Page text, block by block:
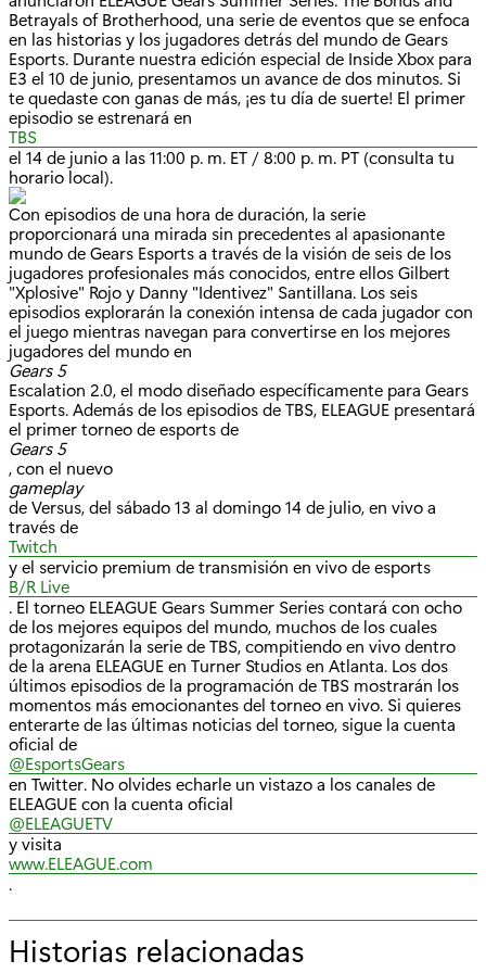
Betrayals of Brotherhood, una serie de eventos que se enfoca
en las historias y los jugadores detrás del mundo de Gears
Esports. Durante nuestra edición especial de Inside Xbox para
E3 el 10 de junio, presentamos un avance de dos minutos. Si
te quedaste con ganas de más, ¡es tu día de suerte! El primer
episodio se estrenará en
TBS
el 14 de junio a las 11:00 p. m. ET / 8:00 p. m. PT (consulta tu
horario local).
Con episodios de una hora de duración, la serie
proporcionará una mirada sin precedentes al apasionante
mundo de Gears Esports a través de la visión de seis de los
jugadores profesionales más conocidos, entre ellos Gilbert
"Xplosive" Rojo y Danny "Identivez" Santillana. Los seis
episodios explorarán la conexión intensa de cada jugador con
el juego mientras navegan para convertirse en los mejores
jugadores del mundo en
Gears 5
Escalation 2.0, el modo diseñado específicamente para Gears
Esports. Además de los episodios de TBS, ELEAGUE presentará
el primer torneo de esports de
Gears 5
, con el nuevo
gameplay
de Versus, del sábado 13 al domingo 14 de julio, en vivo a
través de
Twitch
y el servicio premium de transmisión en vivo de esports
B/R Live
. El torneo ELEAGUE Gears Summer Series contará con ocho
de los mejores equipos del mundo, muchos de los cuales
protagonizarán la serie de TBS, compitiendo en vivo dentro
de la arena ELEAGUE en Turner Studios en Atlanta. Los dos
últimos episodios de la programación de TBS mostrarán los
momentos más emocionantes del torneo en vivo. Si quieres
enterarte de las últimas noticias del torneo, sigue la cuenta
oficial de
@EsportsGears
en Twitter. No olvides echarle un vistazo a los canales de
ELEAGUE con la cuenta oficial
@ELEAGUETV
y visita
www.ELEAGUE.com
.
Historias relacionadas